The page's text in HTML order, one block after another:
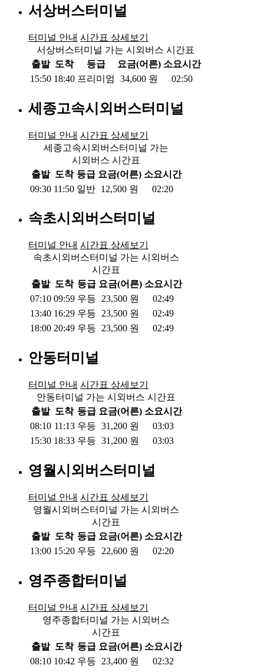
서상버스터미널
터미널 안내 시간표 상세보기
서상버스터미널 가는 시외버스 시간표
출발 도착 등급 요금(어른) 소요시간
15:50 18:40 프리미엄 34,600 원 02:50
세종고속시외버스터미널
터미널 안내 시간표 상세보기
세종고속시외버스터미널 가는
시외버스 시간표
출발 도착 등급 요금(어른) 소요시간
09:30 11:50 일반 12,500 원 02:20
속초시외버스터미널
터미널 안내 시간표 상세보기
속초시외버스터미널 가는 시외버스
시간표
출발 도착 등급 요금(어른) 소요시간
07:10 09:59 우등 23,500 원
02:49
13:40 16:29 우등 23,500 원
02:49
18:00 20:49 우등 23,500 원 02:49
안동터미널
터미널 안내 시간표 상세보기
안동터미널 가는 시외버스 시간표
출발 도착 등급 요금(어른) 소요시간
08:10 11:13 우등 31,200 원
03:03
15:30 18:33 우등 31,200 원 03:03
영월시외버스터미널
터미널 안내 시간표 상세보기
영월시외버스터미널 가는 시외버스
시간표
출발 도착 등급 요금(어른) 소요시간
13:00 15:20 우등 22,600 원 02:20
영주종합터미널
터미널 안내 시간표 상세보기
영주종합터미널 가는 시외버스
시간표
출발 도착 등급 요금(어른) 소요시간
08:10 10:42 우등 23,400 원
02:32